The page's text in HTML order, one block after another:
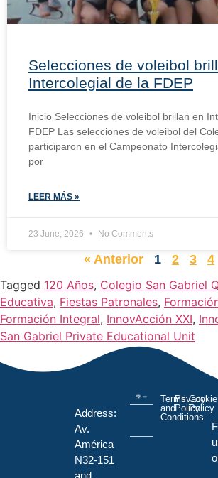
Selecciones de voleibol
Intercolegial de la FDEP
Inicio Selecciones de voleibol brillan en
FDEP Las selecciones de voleibol del
participaron en el Campeonato
por
LEER MÁS »
23 June, 2026 No Comments
« Anterior 1 2 3 4
Tagged 120 Años, Colegio San Gabriel
Educativa, Fiestas Patronales,
Formación Integral, InnovAcción XXI,
San Gabriel Private Educational Unit
Address:
Av.
América
N32-151
and
Terms
and
Conditions
Privacy
Policy
Cookie
Policy